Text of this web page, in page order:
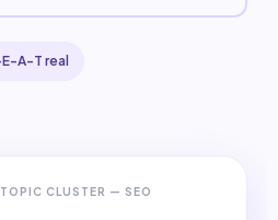
A-T real
CLUSTER — SEO